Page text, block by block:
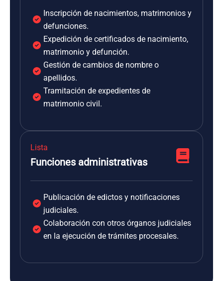
Inscripción de nacimientos, matrimonios y
defunciones.
Expedición de certificados de nacimiento,
matrimonio y defunción.
Gestión de cambios de nombre o
apellidos.
Tramitación de expedientes de
matrimonio civil.
Lista
Funciones administrativas
Publicación de edictos y notificaciones
judiciales.
Colaboración con otros órganos judiciales
en la ejecución de trámites procesales.